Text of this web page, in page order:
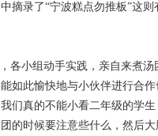
摘录了“宁波糕点勿推板”这
小组动手实践，亲自来煮汤
如此愉快地与小伙伴进行合
们真的不能小看二年级的学生
的时候要注意些什么，然后